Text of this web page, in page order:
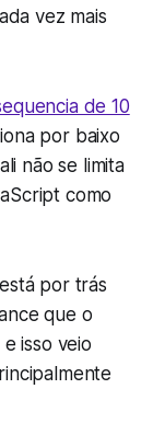
vez mais
de 10
por baixo
não se limita
como
por trás
que o
isso veio